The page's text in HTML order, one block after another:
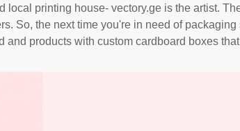
local printing house- vectory.ge is the artist.
So, the next time you're in need of
products with custom cardboard boxes